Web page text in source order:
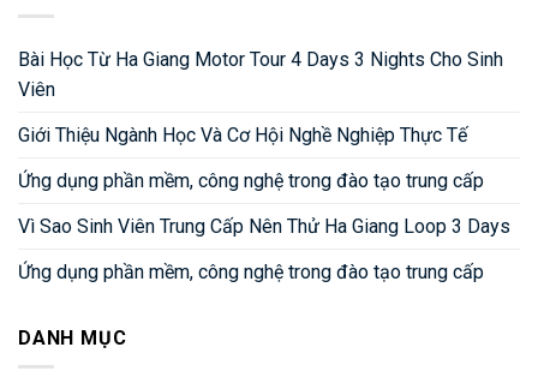
Bài Học Từ Ha Giang Motor Tour 4 Days 3 Nights Cho Sinh
Viên
Giới Thiệu Ngành Học Và Cơ Hội Nghề Nghiệp Thực Tế
Ứng dụng phần mềm, công nghệ trong đào tạo trung cấp
Vì Sao Sinh Viên Trung Cấp Nên Thử Ha Giang Loop 3 Days
Ứng dụng phần mềm, công nghệ trong đào tạo trung cấp
DANH MỤC